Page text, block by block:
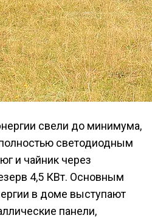
свели до минимума,
светодиодным
и чайник через
4,5 КВт. Основным
в доме выступают
панели,